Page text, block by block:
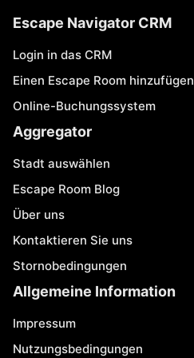
Escape Navigator CRM
Login in das CRM
Einen Escape Room hinzufügen
Online-Buchungssystem
Aggregator
Stadt auswählen
Escape Room Blog
Über uns
Kontaktieren Sie uns
Stornobedingungen
Allgemeine Information
Impressum
Nutzungsbedingungen